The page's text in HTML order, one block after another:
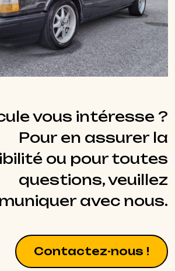
vous intéresse ?
Pour en assurer la
ou pour toutes
questions, veuillez
avec nous.
Contactez-nous !